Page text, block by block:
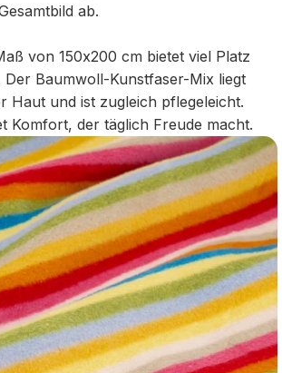
ab.
von 150x200 cm bietet viel Platz
Der Baumwoll-Kunstfaser-Mix liegt
Haut und ist zugleich pflegeleicht.
Komfort, der täglich Freude macht.